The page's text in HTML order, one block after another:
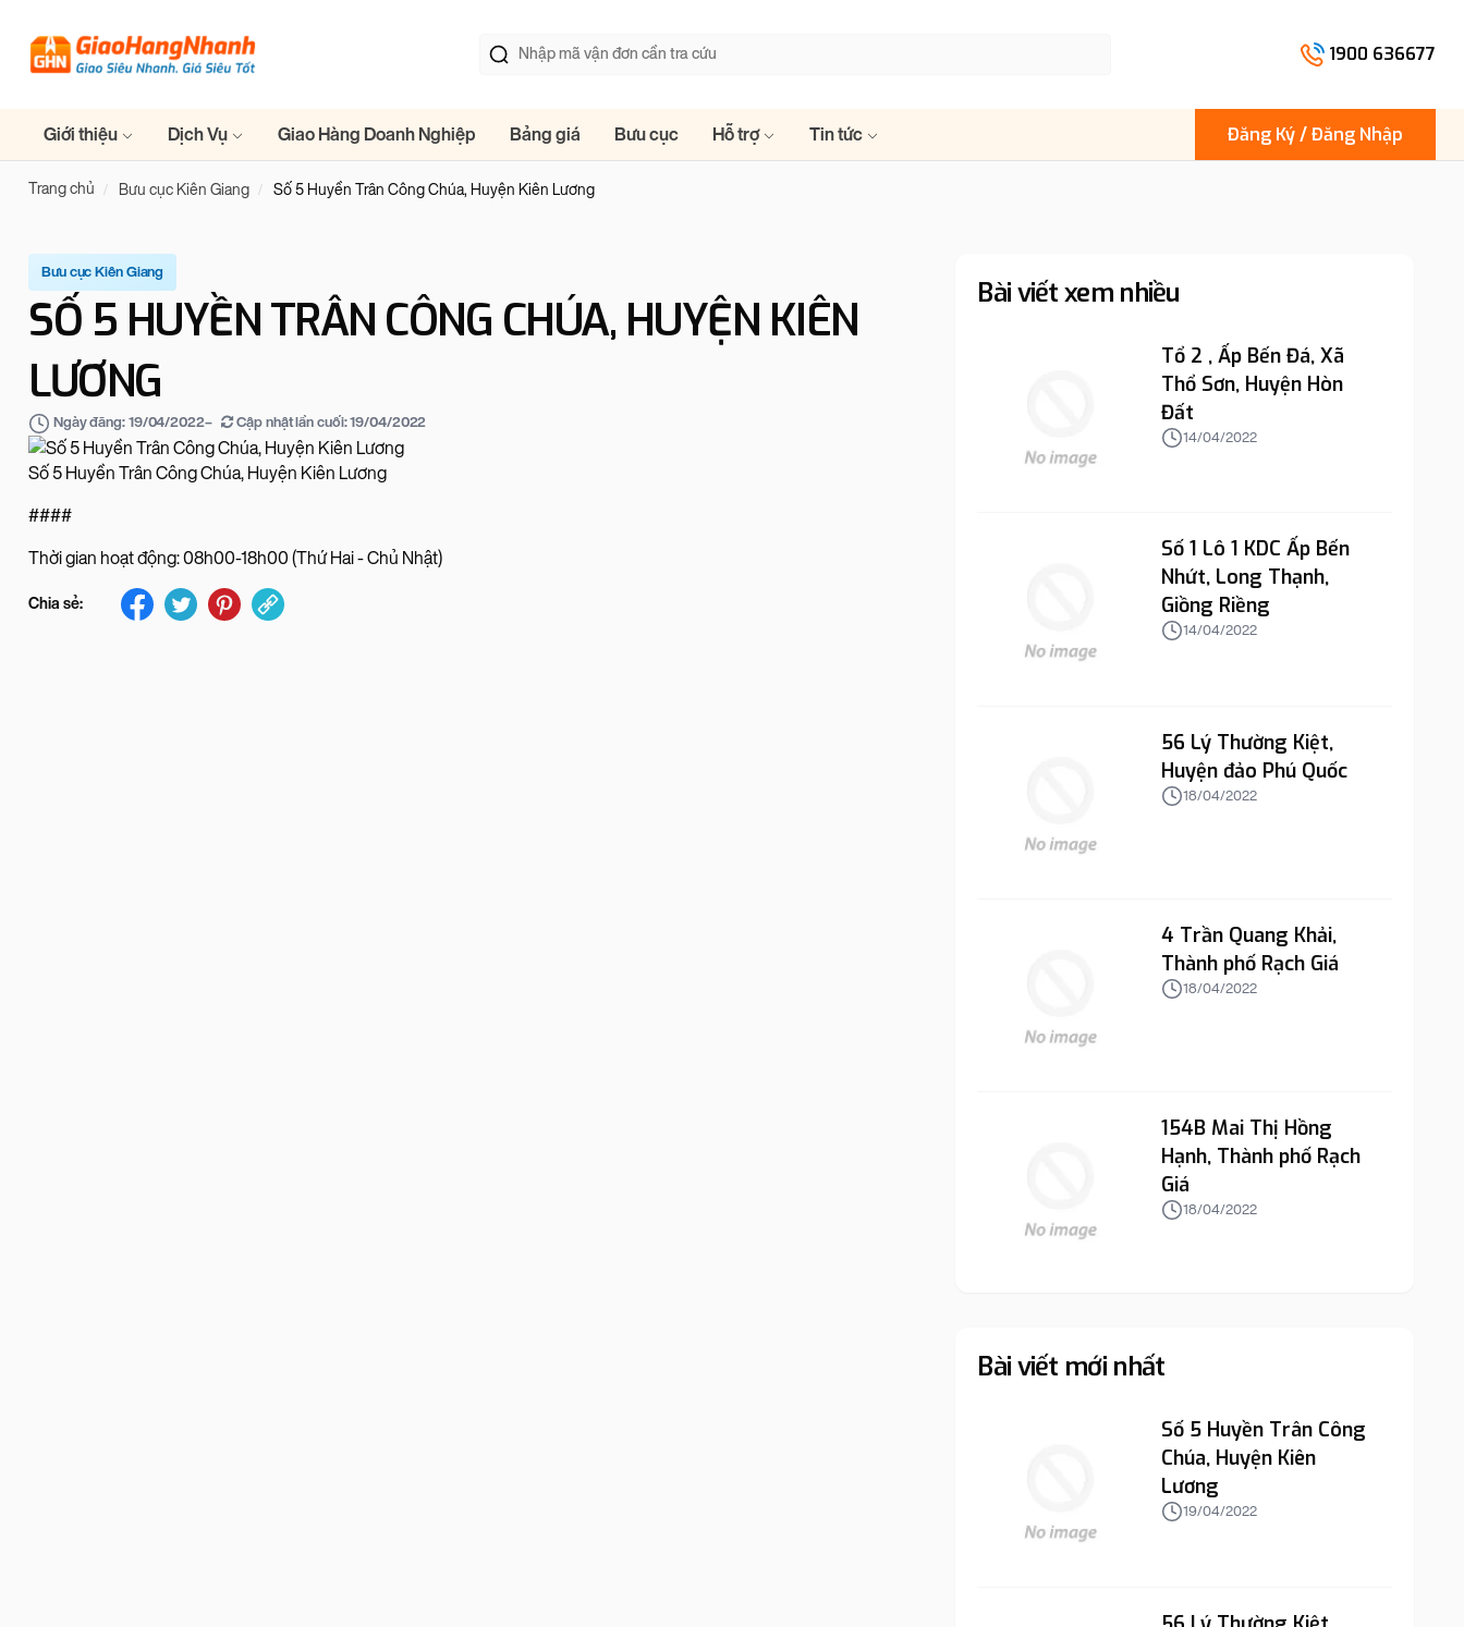
1900 636677
Giới thiệu Dịch Vụ Giao Hàng Doanh Nghiệp Bảng giá Bưu cục Hỗ trợ Tin tức Đăng Ký / Đăng Nhập
Trang chủ Bưu cục Kiên Giang Số 5 Huyền Trân Công Chúa, Huyện Kiên Lương
Bưu cục Kiên Giang
SỐ 5 HUYỀN TRÂN CÔNG CHÚA, HUYỆN KIÊN
LƯƠNG
Ngày đăng: 19/04/2022– Cập nhật lần cuối:19/04/2022
Số 5 Huyền Trân Công Chúa, Huyện Kiên Lương
####
Thời gian hoạt động: 08h00-18h00 (Thứ Hai - Chủ Nhật)
Chia sẻ:
Bài viết xem nhiều
Tổ 2 , Ấp Bến Đá, Xã
Thổ Sơn, Huyện Hòn
Đất
14/04/2022
Số 1 Lô 1 KDC Ấp Bến
Nhứt, Long Thạnh,
Giồng Riềng
14/04/2022
56 Lý Thường Kiệt,
Huyện đảo Phú Quốc
18/04/2022
4 Trần Quang Khải,
Thành phố Rạch Giá
18/04/2022
154B Mai Thị Hồng
Hạnh, Thành phố Rạch
Giá
18/04/2022
Bài viết mới nhất
Số 5 Huyền Trân Công
Chúa, Huyện Kiên
Lương
19/04/2022